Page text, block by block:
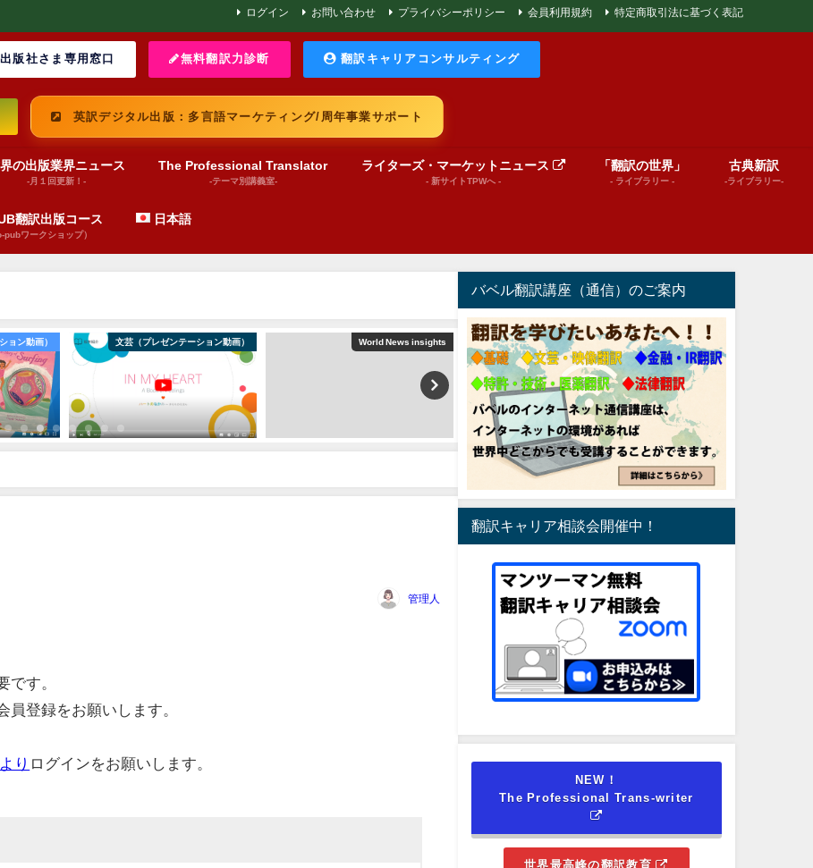
ログイン お問い合わせ プライバシーポリシー 会員利用規約 特定商取引法に基づく表記
出版社さま専用窓口 無料翻訳力診断 翻訳キャリアコンサルティング
英訳デジタル出版：多言語マーケティング/周年事業サポート
の出版業界ニュース
-月１回更新！-
The Professional Translator
-テーマ別講義室-
ライターズ・マーケットニュース
- 新サイトTPWへ -
「翻訳の世界」
- ライブラリー -
古典新訳
-ライブラリー-
翻訳出版コース
pubワークショップ）
日本語
ョン動画） 文芸（プレゼンテーション動画） World News insights 巻頭言
管理人
です。
員登録をお願いします。
り ログインをお願いします。
バベル翻訳講座（通信）のご案内
翻訳キャリア相談会開催中！
NEW！
The Professional Trans-writer
世界最高峰の翻訳教育